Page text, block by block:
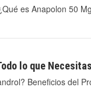
es Anapolon 50
lo que
Beneficios del